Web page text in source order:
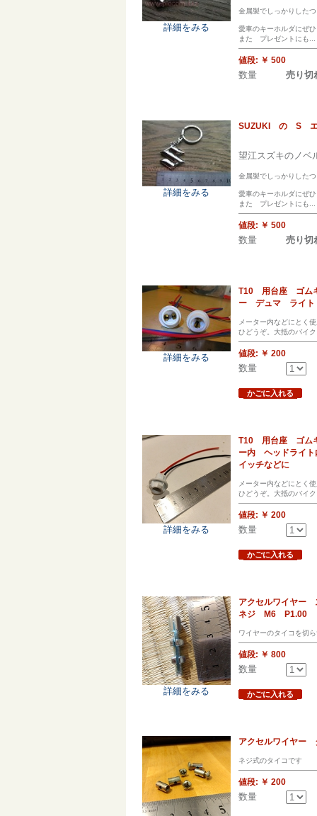
詳細をみる
金属製でしっかりした
愛車のキーホルダにぜ
また プレゼントにも...
値段: ￥ 500
数量 売り切
詳細をみる
SUZUKI の S エ
望江スズキのノベ
金属製でしっかりした
愛車のキーホルダにぜ
また プレゼントにも...
値段: ￥ 500
数量 売り切
詳細をみる
T10 用台座 ゴム
ー デュマ ライト
メーター内などにとく
ひどうぞ。大抵のバイ
値段: ￥ 200
数量
かごに入れる
詳細をみる
T10 用台座 ゴム
ー内 ヘッドライ
イッチなどに
メーター内などにとく
ひどうぞ。大抵のバイ
値段: ￥ 200
数量
かごに入れる
詳細をみる
アクセルワイヤ
ネジ M6 P1.00
ワイヤーのタイコを切
値段: ￥ 800
数量
かごに入れる
アクセルワイヤ
ネジ式のタイコです
値段: ￥ 200
数量